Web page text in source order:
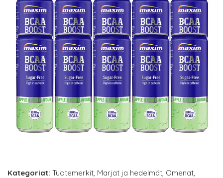
Kategoriat: Tuotemerkit, Marjat ja hedelmät, Omenat,